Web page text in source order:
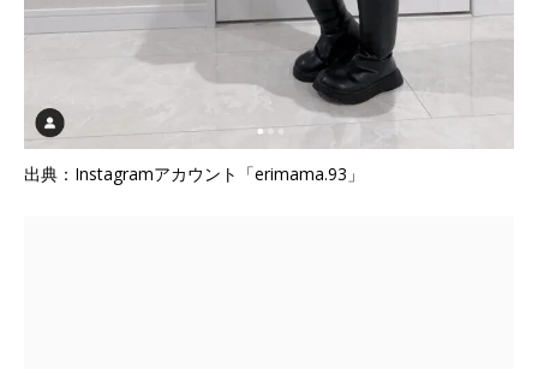
出典：Instagramアカウント「erimama.93」